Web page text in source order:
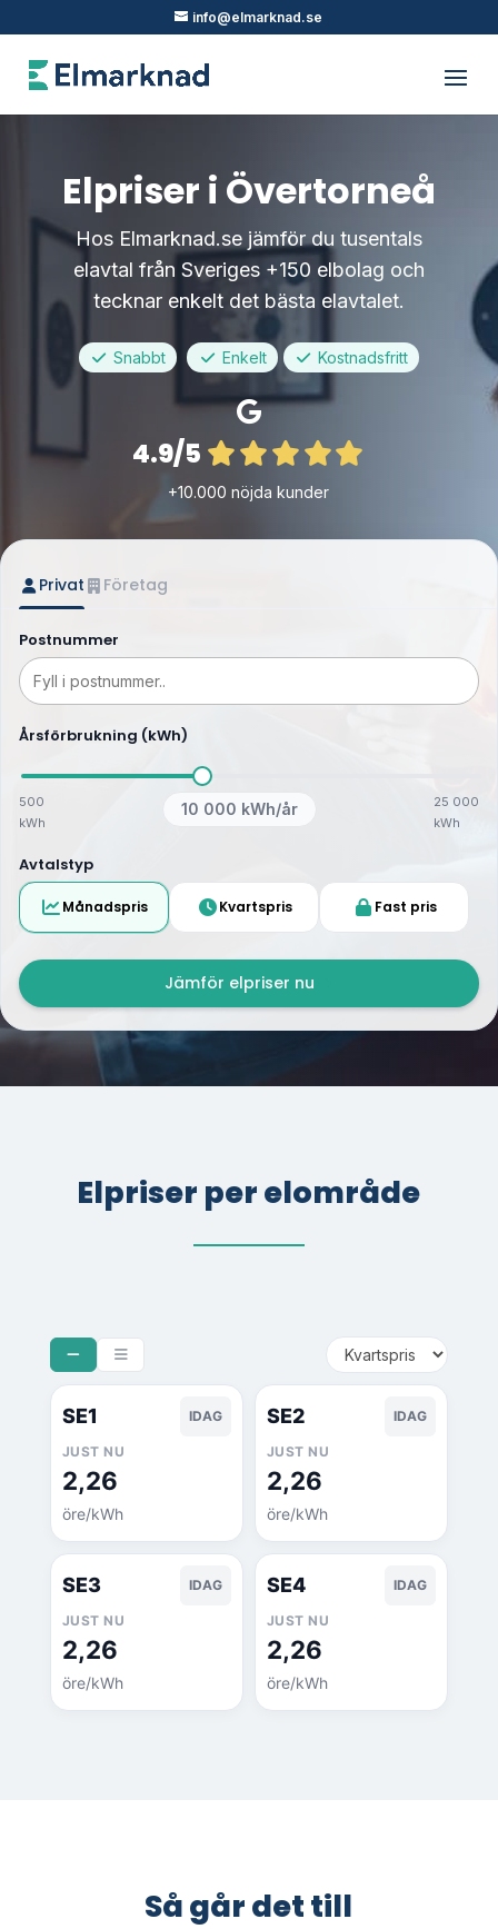
info@elmarknad.se
Elpriser i Övertorneå
Hos Elmarknad.se jämför du tusentals
elavtal från Sveriges +150 elbolag och
tecknar enkelt det bästa elavtalet.
Snabbt Enkelt Kostnadsfritt
4.9/5
+10.000 nöjda kunder
Privat Företag
Postnummer
Årsförbrukning (kWh)
500
kWh
10 000 kWh/år
25 000
kWh
Avtalstyp
Månadspris Kvartspris Fast pris
Jämför elpriser nu
Elpriser per elområde
SE1 IDAG
JUST NU
2,26
öre/kWh
SE2 IDAG
JUST NU
2,26
öre/kWh
SE3 IDAG
JUST NU
2,26
öre/kWh
SE4 IDAG
JUST NU
2,26
öre/kWh
Så går det till